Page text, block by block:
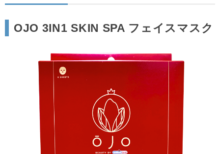
OJO 3IN1 SKIN SPA フェイスマスク